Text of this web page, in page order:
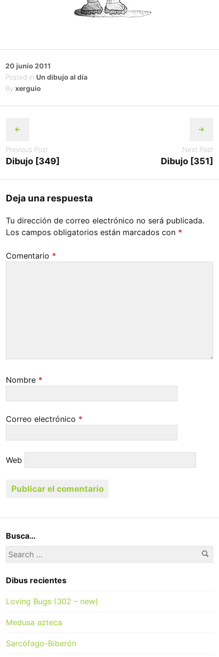
Posted
on
20 junio 2011
Posted in Un dibujo al día
By xerguio
navigation
Previous Post
Dibujo [349]
Next Post
Dibujo [351]
Deja una respuesta
Tu dirección de correo electrónico no será publicada.
Los campos obligatorios están marcados con *
Comentario *
Nombre *
Correo electrónico *
Web
Busca…
Search
for:
Dibus recientes
Loving Bugs (302 – new)
Medusa azteca
Sarcófago-Biberón